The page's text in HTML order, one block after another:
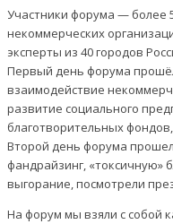
Участники форума — более
некоммерческих
эксперты из 40 городов
Первый день форума
взаимодействие
развитие социального
благотворительных
Второй день форума
фандрайзинг, «токсичную»
выгорание, посмотрели
На форум мы взяли с собой